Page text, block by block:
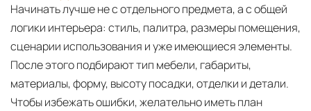
Начинать лучше не с отдельного предмета, а с общей
логики интерьера: стиль, палитра, размеры помещения,
сценарии использования и уже имеющиеся элементы.
После этого подбирают тип мебели, габариты,
материалы, форму, высоту посадки, отделки и детали.
Чтобы избежать ошибки, желательно иметь план